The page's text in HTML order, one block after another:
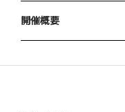
開催概要